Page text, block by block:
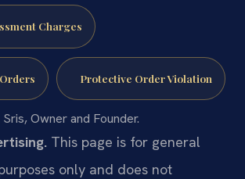
Charges
Protective Order Violation
Owner and Founder.
This page is for general
only and does not